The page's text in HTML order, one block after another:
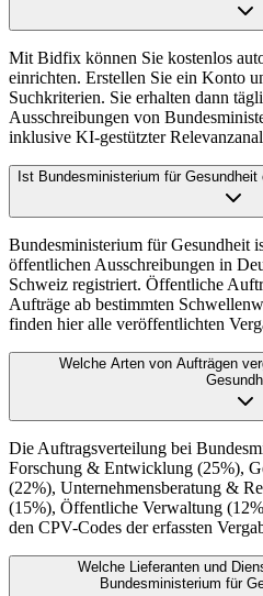
Mit Bidfix können Sie kostenlos
einrichten. Erstellen Sie ein Konto
Suchkriterien. Sie erhalten dann
Ausschreibungen von
inklusive KI-gestützter
Ist Bundesministerium für
Bundesministerium für Gesundheit
öffentlichen Ausschreibungen in
Schweiz registriert. Öffentliche
Aufträge ab bestimmten
finden hier alle veröffentlichten
Welche Arten von Aufträgen
Die Auftragsverteilung bei
Forschung & Entwicklung (25%),
(22%), Unternehmensberatung &
(15%), Öffentliche Verwaltung
den CPV-Codes der erfassten
Welche Lieferanten und
Bundesministerium für